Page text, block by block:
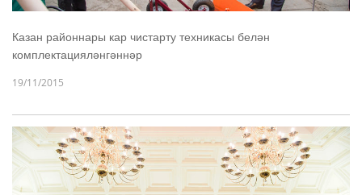
Казан районнары кар чистарту техникасы белән
комплектацияләнгәннәр
19/11/2015